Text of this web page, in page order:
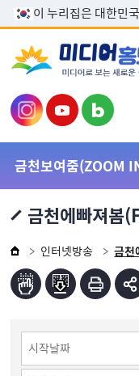
이 누리집은 대한민
금천보여줌(ZOOM
금천에빠져봄
인터넷방송 금천